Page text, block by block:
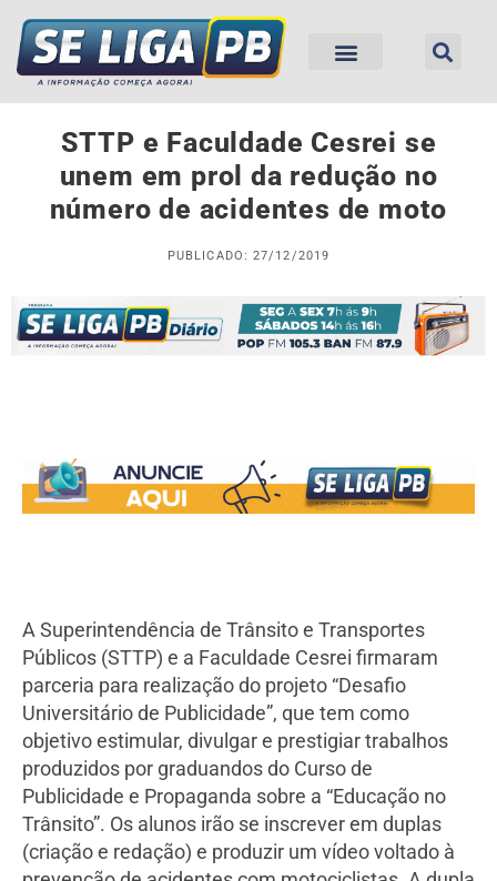
STTP e Faculdade Cesrei se
unem em prol da redução no
número de acidentes de moto
PUBLICADO: 27/12/2019
A Superintendência de Trânsito e Transportes
Públicos (STTP) e a Faculdade Cesrei firmaram
parceria para realização do projeto “Desafio
Universitário de Publicidade”, que tem como
objetivo estimular, divulgar e prestigiar trabalhos
produzidos por graduandos do Curso de
Publicidade e Propaganda sobre a “Educação no
Trânsito”. Os alunos irão se inscrever em duplas
(criação e redação) e produzir um vídeo voltado à